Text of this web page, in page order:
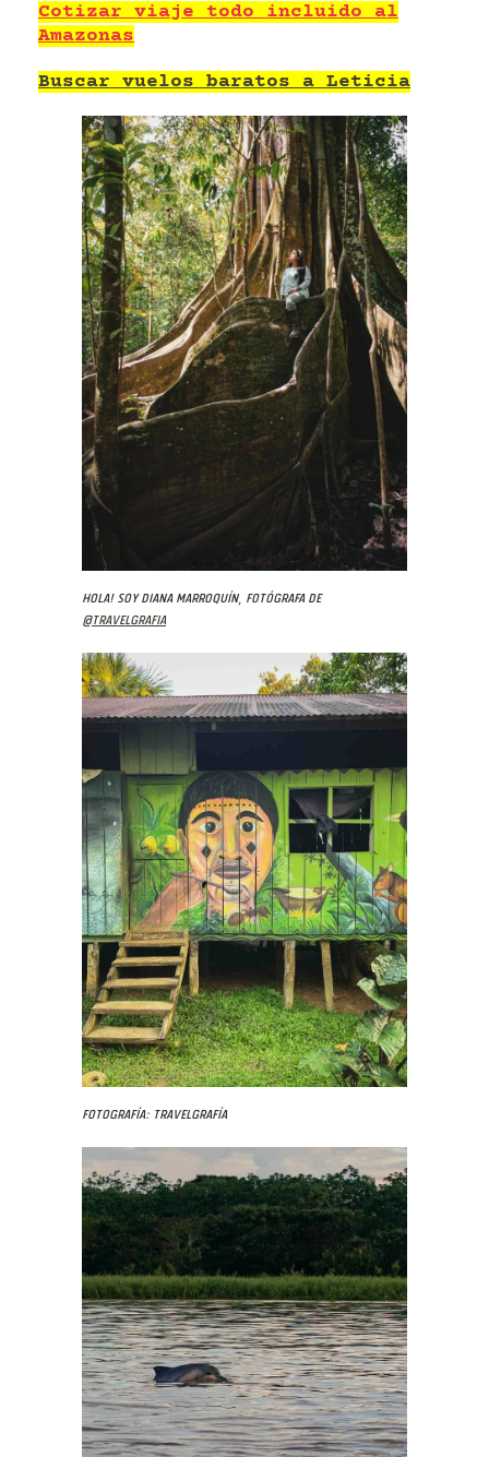
Cotizar viaje todo incluido al
Amazonas
Buscar vuelos baratos a Leticia
Hola! Soy Diana Marroquín, fotógrafa de
@travelgrafia
Fotografía: Travelgrafía